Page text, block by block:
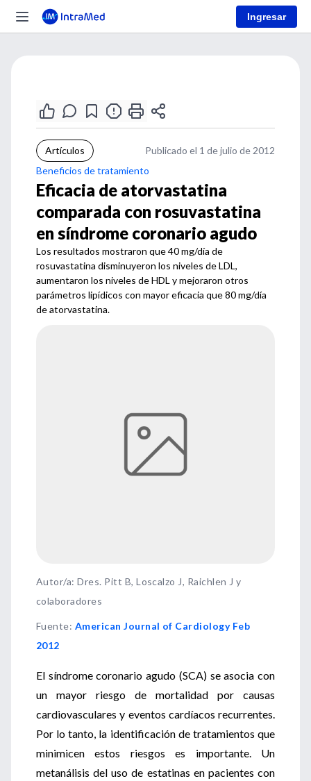
Ingresar
Artículos
Publicado el 1 de julio de 2012
Beneficios de tratamiento
Eficacia de atorvastatina
comparada con rosuvastatina
en síndrome coronario agudo
Los resultados mostraron que 40 mg/día de
rosuvastatina disminuyeron los niveles de LDL,
aumentaron los niveles de HDL y mejoraron otros
parámetros lipídicos con mayor eficacia que 80 mg/día
de atorvastatina.
Autor/a: Dres. Pitt B, Loscalzo J, Raichlen J y
colaboradores
Fuente: American Journal of Cardiology Feb
2012
El síndrome coronario agudo (SCA) se asocia con
un mayor riesgo de mortalidad por causas
cardiovasculares y eventos cardíacos recurrentes.
Por lo tanto, la identificación de tratamientos que
minimicen estos riesgos es importante. Un
metanálisis del uso de estatinas en pacientes con